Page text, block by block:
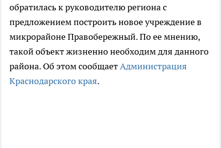
обратилась к руководителю региона с
предложением построить новое учреждение в
микрорайоне Правобережный. По ее мнению,
такой объект жизненно необходим для данного
района. Об этом сообщаетАдминистрация
Краснодарского края.